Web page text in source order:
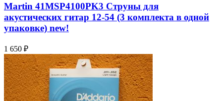
Martin 41MSP4100PK3 Струны для
акустических гитар 12-54 (3 комплекта в одной
упаковке) new!
1 650 ₽